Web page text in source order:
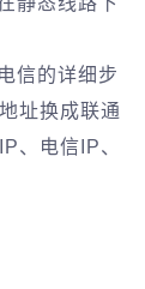
信的详细步
址换成联通
、电信IP、